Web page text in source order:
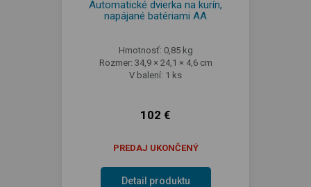
Automatické dvierka na kurín,
napájané batériami AA
Hmotnosť: 0,85 kg
Rozmer: 34,9 × 24,1 × 4,6 cm
V balení: 1 ks
102 €
PREDAJ UKONČENÝ
Detail produktu